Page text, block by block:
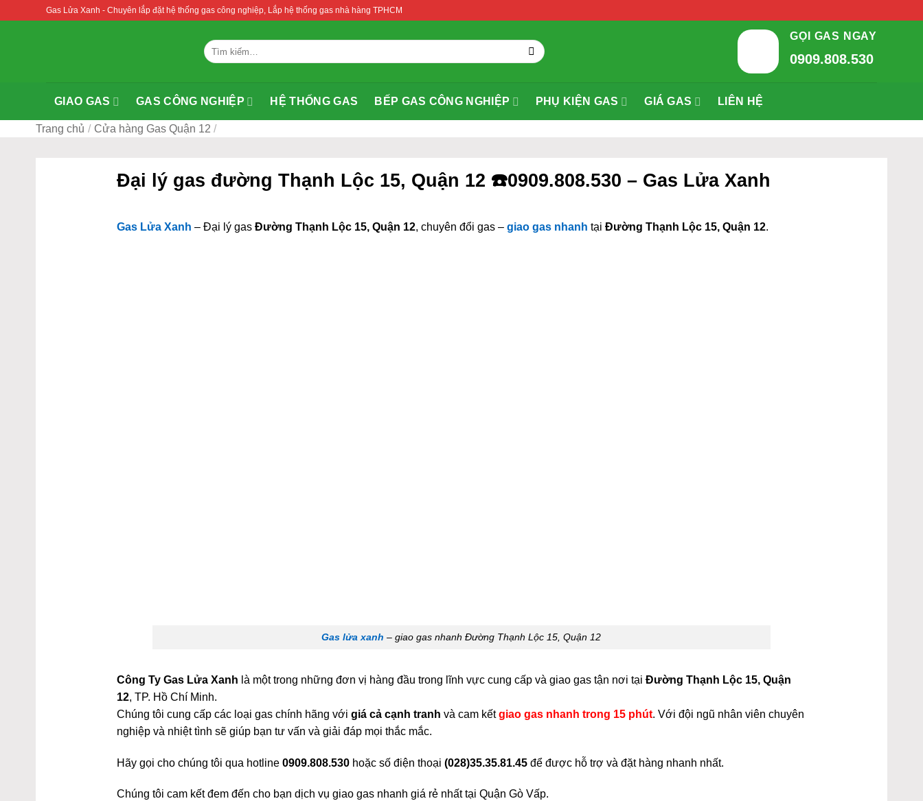
Gas Lửa Xanh - Chuyên lắp đặt hệ thống gas công nghiệp, Lắp hệ thống gas nhà hàng TPHCM
Tìm
kiếm:
GỌI GAS NGAY
0909.808.530
GIAO GAS GAS CÔNG NGHIỆP HỆ THỐNG GAS BẾP GAS CÔNG NGHIỆP PHỤ KIỆN GAS GIÁ GAS LIÊN HỆ
Trang chủ / Cửa hàng Gas Quận 12 /
Đại lý gas đường Thạnh Lộc 15, Quận 12 ☎️0909.808.530 – Gas Lửa Xanh
Gas Lửa Xanh – Đại lý gasĐường Thạnh Lộc 15, Quận 12, chuyên đổi gas –giao gas nhanh tạiĐường Thạnh Lộc 15, Quận 12.
Gas lửa xanh – giao gas nhanh Đường Thạnh Lộc 15, Quận 12
Công Ty Gas Lửa Xanh là một trong những đơn vị hàng đầu trong lĩnh vực cung cấp và giao gas tận nơi tạiĐường Thạnh Lộc 15, Quận
12, TP. Hồ Chí Minh.
Chúng tôi cung cấp các loại gas chính hãng vớigiá cả cạnh tranh và cam kếtgiao gas nhanh trong 15 phút. Với đội ngũ nhân viên chuyên
nghiệp và nhiệt tình sẽ giúp bạn tư vấn và giải đáp mọi thắc mắc.
Hãy gọi cho chúng tôi qua hotline0909.808.530 hoặc số điện thoại(028)35.35.81.45 để được hỗ trợ và đặt hàng nhanh nhất.
Chúng tôi cam kết đem đến cho bạn dịch vụ giao gas nhanh giá rẻ nhất tại Quận Gò Vấp.